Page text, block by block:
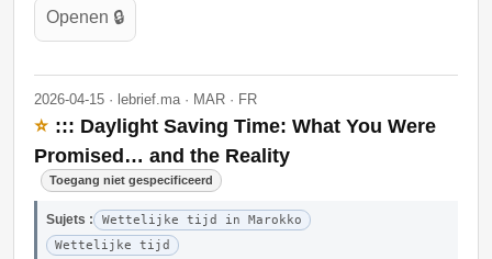
Openen 🔒
2026-04-15 · lebrief.ma · MAR · FR
⭐ ::: Daylight Saving Time: What You Were
Promised… and the Reality
Toegang niet gespecificeerd
Sujets :
Wettelijke tijd in Marokko
Wettelijke tijd